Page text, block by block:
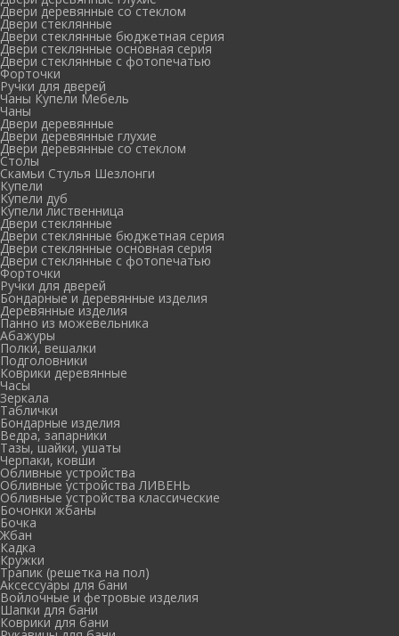
Двери деревянные со стеклом
Двери стеклянные
Двери стеклянные бюджетная серия
Двери стеклянные основная серия
Двери стеклянные с фотопечатью
Форточки
Ручки для дверей
Чаны Купели Мебель
Чаны
Двери деревянные
Двери деревянные глухие
Двери деревянные со стеклом
Столы
Скамьи Стулья Шезлонги
Купели
Купели дуб
Купели лиственница
Двери стеклянные
Двери стеклянные бюджетная серия
Двери стеклянные основная серия
Двери стеклянные с фотопечатью
Форточки
Ручки для дверей
Бондарные и деревянные изделия
Деревянные изделия
Панно из можевельника
Абажуры
Полки, вешалки
Подголовники
Коврики деревянные
Часы
Зеркала
Таблички
Бондарные изделия
Ведра, запарники
Тазы, шайки, ушаты
Черпаки, ковши
Обливные устройства
Обливные устройства ЛИВЕНЬ
Обливные устройства классические
Бочонки жбаны
Бочка
Жбан
Кадка
Кружки
Трапик (решетка на пол)
Аксессуары для бани
Войлочные и фетровые изделия
Шапки для бани
Коврики для бани